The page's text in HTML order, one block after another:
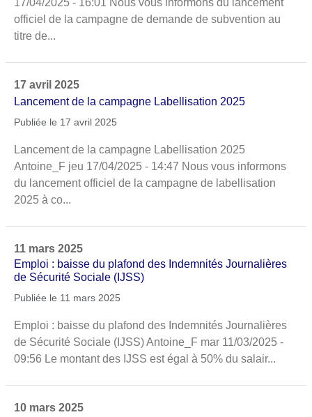
officiel de la campagne de demande de subvention au
titre de...
17 avril 2025
Lancement de la campagne Labellisation 2025
Publiée le 17 avril 2025
Lancement de la campagne Labellisation 2025
Antoine_F jeu 17/04/2025 - 14:47 Nous vous informons
du lancement officiel de la campagne de labellisation
2025 à co...
11 mars 2025
Emploi : baisse du plafond des Indemnités Journalières
de Sécurité Sociale (IJSS)
Publiée le 11 mars 2025
Emploi : baisse du plafond des Indemnités Journalières
de Sécurité Sociale (IJSS) Antoine_F mar 11/03/2025 -
09:56 Le montant des IJSS est égal à 50% du salair...
10 mars 2025